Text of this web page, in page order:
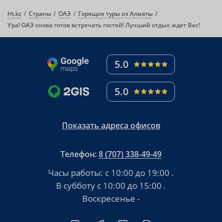
Ht.kz Страны ОАЭ
Горящие туры из Алматы
Ура! ОАЭ снова готов встречать гостей! Лучший отдых ждет Вас!
5.0
5.0
Показать адреса офисов
Телефон:8 (707) 338-49-49
Часы работы: с 10:00 до 19:00 .
В субботу с 10:00 до 15:00 .
Воскресенье -